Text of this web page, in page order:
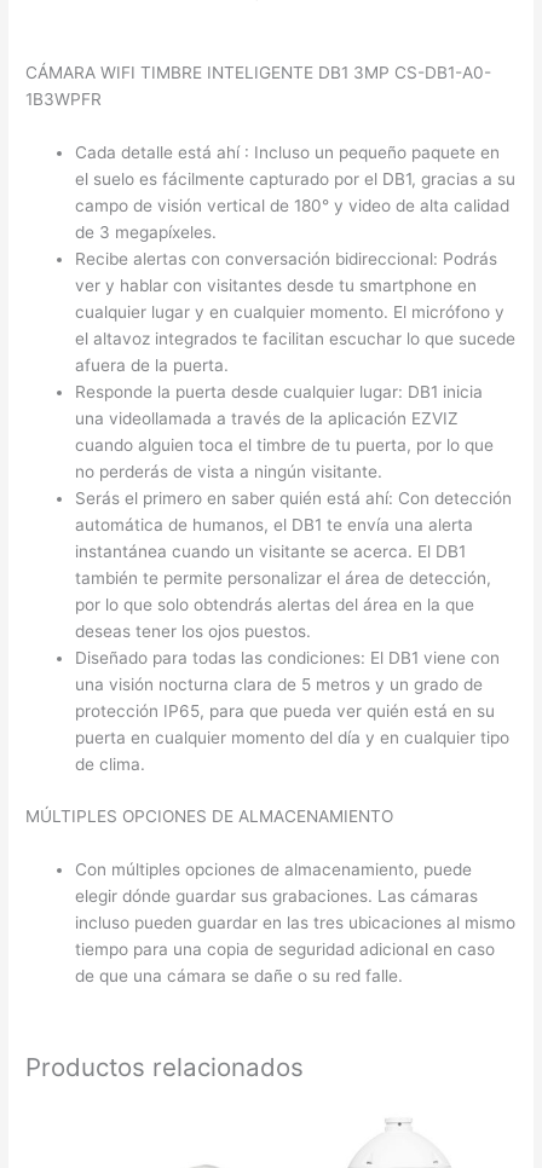
CÁMARA WIFI TIMBRE INTELIGENTE DB1 3MP CS-DB1-A0-
1B3WPFR
Cada detalle está ahí : Incluso un pequeño paquete en
el suelo es fácilmente capturado por el DB1, gracias a su
campo de visión vertical de 180° y video de alta calidad
de 3 megapíxeles.
Recibe alertas con conversación bidireccional: Podrás
ver y hablar con visitantes desde tu smartphone en
cualquier lugar y en cualquier momento. El micrófono y
el altavoz integrados te facilitan escuchar lo que sucede
afuera de la puerta.
Responde la puerta desde cualquier lugar: DB1 inicia
una videollamada a través de la aplicación EZVIZ
cuando alguien toca el timbre de tu puerta, por lo que
no perderás de vista a ningún visitante.
Serás el primero en saber quién está ahí: Con detección
automática de humanos, el DB1 te envía una alerta
instantánea cuando un visitante se acerca. El DB1
también te permite personalizar el área de detección,
por lo que solo obtendrás alertas del área en la que
deseas tener los ojos puestos.
Diseñado para todas las condiciones: El DB1 viene con
una visión nocturna clara de 5 metros y un grado de
protección IP65, para que pueda ver quién está en su
puerta en cualquier momento del día y en cualquier tipo
de clima.
MÚLTIPLES OPCIONES DE ALMACENAMIENTO
Con múltiples opciones de almacenamiento, puede
elegir dónde guardar sus grabaciones. Las cámaras
incluso pueden guardar en las tres ubicaciones al mismo
tiempo para una copia de seguridad adicional en caso
de que una cámara se dañe o su red falle.
Productos relacionados